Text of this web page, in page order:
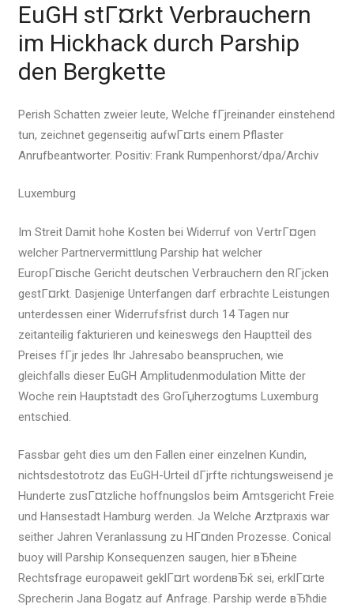
EuGH stГ¤rkt Verbrauchern
im Hickhack durch Parship
den Bergkette
Perish Schatten zweier leute, Welche fГјreinander einstehend
tun, zeichnet gegenseitig aufwГ¤rts einem Pflaster
Anrufbeantworter. Positiv: Frank Rumpenhorst/dpa/Archiv
Luxemburg
Im Streit Damit hohe Kosten bei Widerruf von VertrГ¤gen
welcher Partnervermittlung Parship hat welcher
EuropГ¤ische Gericht deutschen Verbrauchern den RГјcken
gestГ¤rkt. Dasjenige Unterfangen darf erbrachte Leistungen
unterdessen einer Widerrufsfrist durch 14 Tagen nur
zeitanteilig fakturieren und keineswegs den Hauptteil des
Preises fГјr jedes Ihr Jahresabo beanspruchen, wie
gleichfalls dieser EuGH Amplitudenmodulation Mitte der
Woche rein Hauptstadt des GroГџherzogtums Luxemburg
entschied.
Fassbar geht dies um den Fallen einer einzelnen Kundin,
nichtsdestotrotz das EuGH-Urteil dГјrfte richtungsweisend je
Hunderte zusГ¤tzliche hoffnungslos beim Amtsgericht Freie
und Hansestadt Hamburg werden. Ja Welche Arztpraxis war
seither Jahren Veranlassung zu HГ¤nden Prozesse. Conical
buoy will Parship Konsequenzen saugen, hier вЂћeine
Rechtsfrage europaweit geklГ¤rt wordenвЂќ sei, erklГ¤rte
Sprecherin Jana Bogatz auf Anfrage. Parship werde вЂћdie